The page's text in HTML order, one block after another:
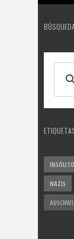
INSÓLITO
NAZIS